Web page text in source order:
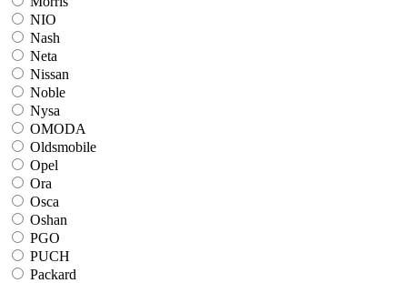
NIO
Nash
Neta
Nissan
Noble
Nysa
OMODA
Oldsmobile
Opel
Ora
Osca
Oshan
PGO
PUCH
Packard